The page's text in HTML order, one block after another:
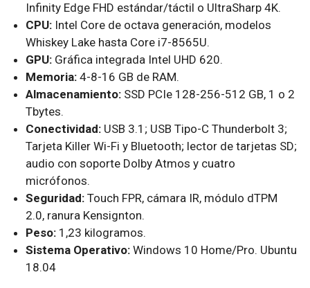
Infinity Edge FHD estándar/táctil o UltraSharp 4K.
CPU: Intel Core de octava generación, modelos
Whiskey Lake hasta Core i7-8565U.
GPU: Gráfica integrada Intel UHD 620.
Memoria: 4-8-16 GB de RAM.
Almacenamiento: SSD PCIe 128-256-512 GB, 1 o 2
Tbytes.
Conectividad: USB 3.1; USB Tipo-C Thunderbolt 3;
Tarjeta Killer Wi-Fi y Bluetooth; lector de tarjetas SD;
audio con soporte Dolby Atmos y cuatro
micrófonos.
Seguridad: Touch FPR, cámara IR, módulo dTPM
2.0, ranura Kensignton.
Peso: 1,23 kilogramos.
Sistema Operativo: Windows 10 Home/Pro. Ubuntu
18.04